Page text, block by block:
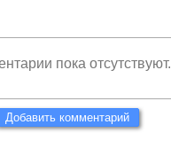
пока отсутствуют.
Добавить комментарий